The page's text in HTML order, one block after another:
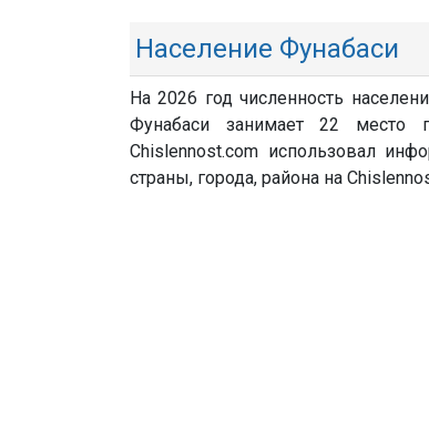
Население Фунабаси
На 2026 год численность
Фунабаси занимает 22 место
Chislennost.com использовал
страны, города, района на